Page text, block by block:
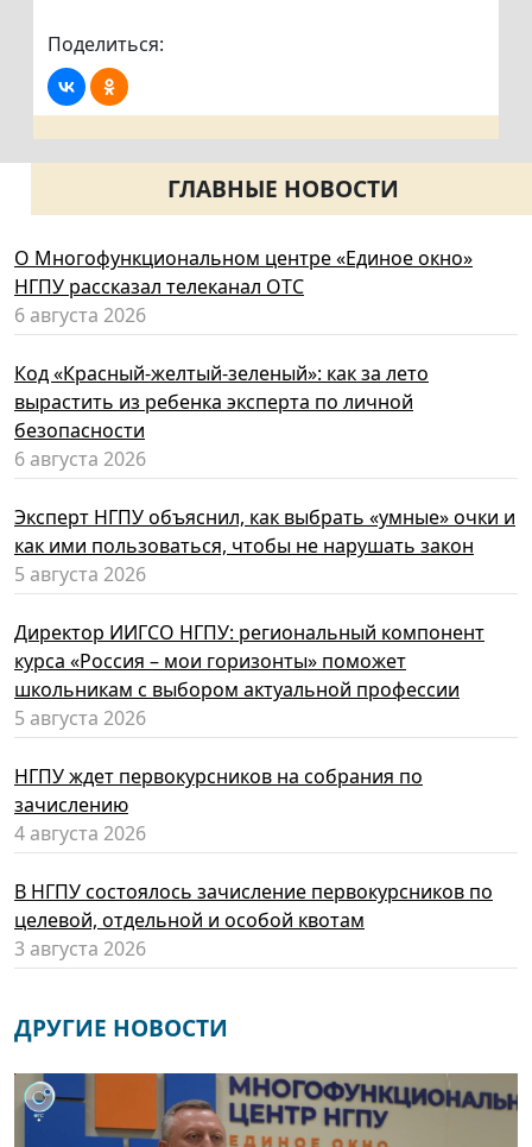
Поделиться:
ГЛАВНЫЕ НОВОСТИ
О Многофункциональном центре «Единое окно»
НГПУ рассказал телеканал ОТС
6 августа 2026
Код «Красный-желтый-зеленый»: как за лето
вырастить из ребенка эксперта по личной
безопасности
6 августа 2026
Эксперт НГПУ объяснил, как выбрать «умные» очки и
как ими пользоваться, чтобы не нарушать закон
5 августа 2026
Директор ИИГСО НГПУ: региональный компонент
курса «Россия – мои горизонты» поможет
школьникам с выбором актуальной профессии
5 августа 2026
НГПУ ждет первокурсников на собрания по
зачислению
4 августа 2026
В НГПУ состоялось зачисление первокурсников по
целевой, отдельной и особой квотам
3 августа 2026
ДРУГИЕ НОВОСТИ